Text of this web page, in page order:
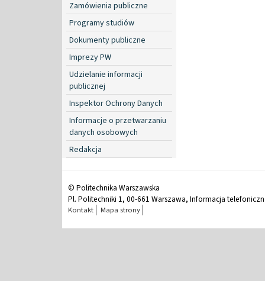
Zamówienia publiczne
Programy studiów
Dokumenty publiczne
Imprezy PW
Udzielanie informacji
publicznej
Inspektor Ochrony Danych
Informacje o przetwarzaniu
danych osobowych
Redakcja
© Politechnika Warszawska
Pl. Politechniki 1, 00-661 Warszawa, Informacja
Kontakt Mapa strony